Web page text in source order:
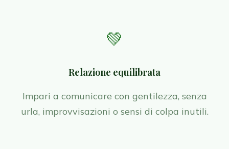
💚
Relazione equilibrata
Impari a comunicare con gentilezza, senza
urla, improvvisazioni o sensi di colpa inutili.